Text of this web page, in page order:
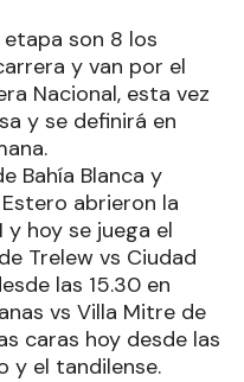
son 8 los
y van por el
Nacional, esta vez
y se definirá en
Bahía Blanca y
abrieron la
hoy se juega el
Trelew vs Ciudad
las 15.30 en
vs Villa Mitre de
caras hoy desde las
y el tandilense.